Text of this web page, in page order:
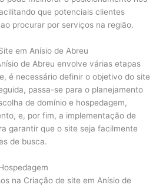
que potenciais clientes
procurar por serviços na região.
em Anísio de Abreu
de Abreu envolve várias etapas
é necessário definir o objetivo do site
passa-se para o planejamento
de domínio e hospedagem,
e, por fim, a implementação de
garantir que o site seja facilmente
de busca.
na Criação de site em Anísio de